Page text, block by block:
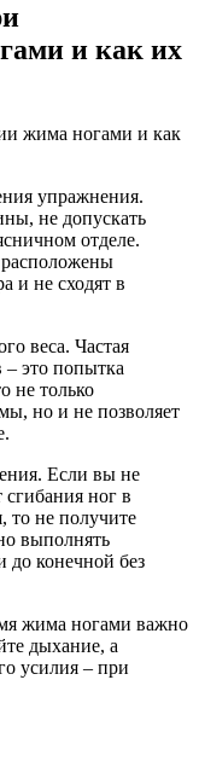
и как их
жима ногами и как
упражнения.
не допускать
отделе.
и не сходят в
веса. Частая
это попытка
не только
но и не позволяет
Если вы не
сгибания ног в
то не получите
выполнять
до конечной без
жима ногами важно
дыхание, а
усилия – при